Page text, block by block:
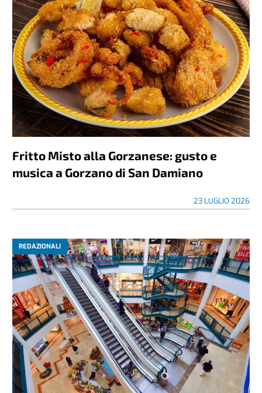
Fritto Misto alla Gorzanese: gusto e
musica a Gorzano di San Damiano
23 LUGLIO 2026
REDAZIONALI